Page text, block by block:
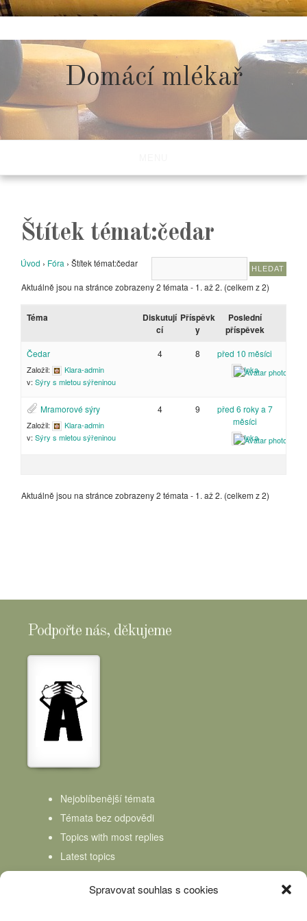
Spravovat souhlas s cookies
to
content
Domácí mlékař
Štítek témat:čedar
Úvod › Fóra › Štítek témat:čedar
Aktuálně jsou na stránce zobrazeny 2 témata - 1. až 2. (celkem z 2)
Téma
Diskutují
cí
Příspěvk
y
Poslední
příspěvek
Čedar
Založil:
Klara-admin
v: Sýry s mletou sýřeninou
4 8 před 10 měsíci
Inka
Mramorové sýry
Založil:
Klara-admin
v: Sýry s mletou sýřeninou
4 9
před 6 roky a 7
měsíci
Inka
Aktuálně jsou na stránce zobrazeny 2 témata - 1. až 2. (celkem z 2)
Podpořte nás, děkujeme
Nejoblíbenější témata
Témata bez odpovědi
Topics with most replies
Latest topics
Topics Freshness